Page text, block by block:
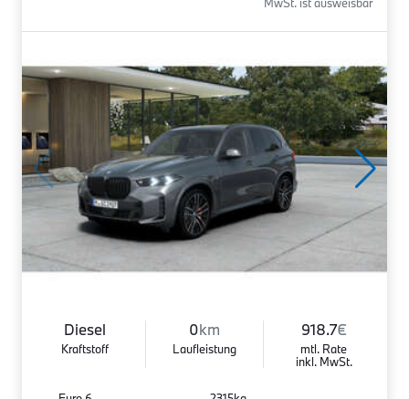
MwSt. ist ausweisbar
Diesel
Kraftstoff
0km
Laufleistung
918.7€
mtl. Rate
inkl. MwSt.